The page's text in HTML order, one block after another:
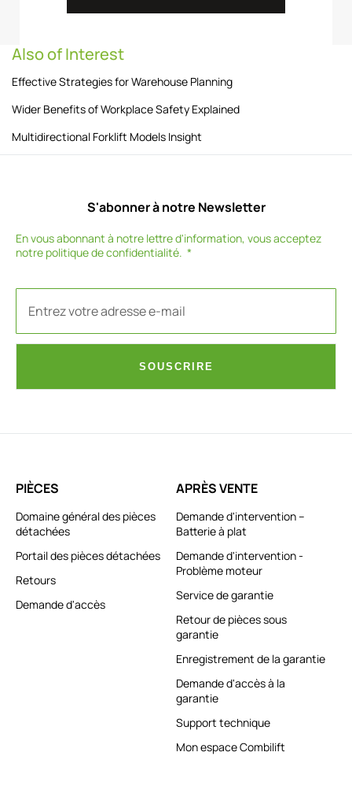
Also of Interest
Effective Strategies for Warehouse Planning
Wider Benefits of Workplace Safety Explained
Multidirectional Forklift Models Insight
S'abonner à notre Newsletter
En vous abonnant à notre lettre d'information, vous acceptez
notre politique de confidentialité.
SOUSCRIRE
PIÈCES
Domaine général des pièces
détachées
Portail des pièces détachées
Retours
Demande d'accès
APRÈS VENTE
Demande d'intervention –
Batterie à plat
Demande d'intervention -
Problème moteur
Service de garantie
Retour de pièces sous
garantie
Enregistrement de la garantie
Demande d'accès à la
garantie
Support technique
Mon espace Combilift